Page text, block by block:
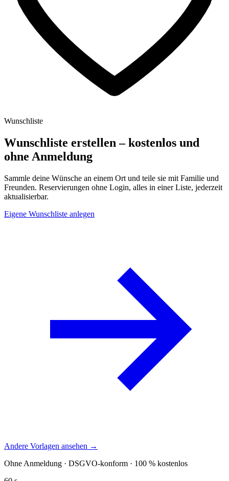
Wunschliste
Wunschliste erstellen – kostenlos und
ohne Anmeldung
Sammle deine Wünsche an einem Ort und teile sie mit Familie und
Freunden. Reservierungen ohne Login, alles in einer Liste, jederzeit
aktualisierbar.
Eigene Wunschliste anlegen
Andere Vorlagen ansehen →
Ohne Anmeldung · DSGVO-konform · 100 % kostenlos